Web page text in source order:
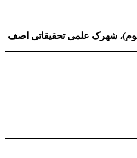
شهرک علمی تحقیقاتی اصف